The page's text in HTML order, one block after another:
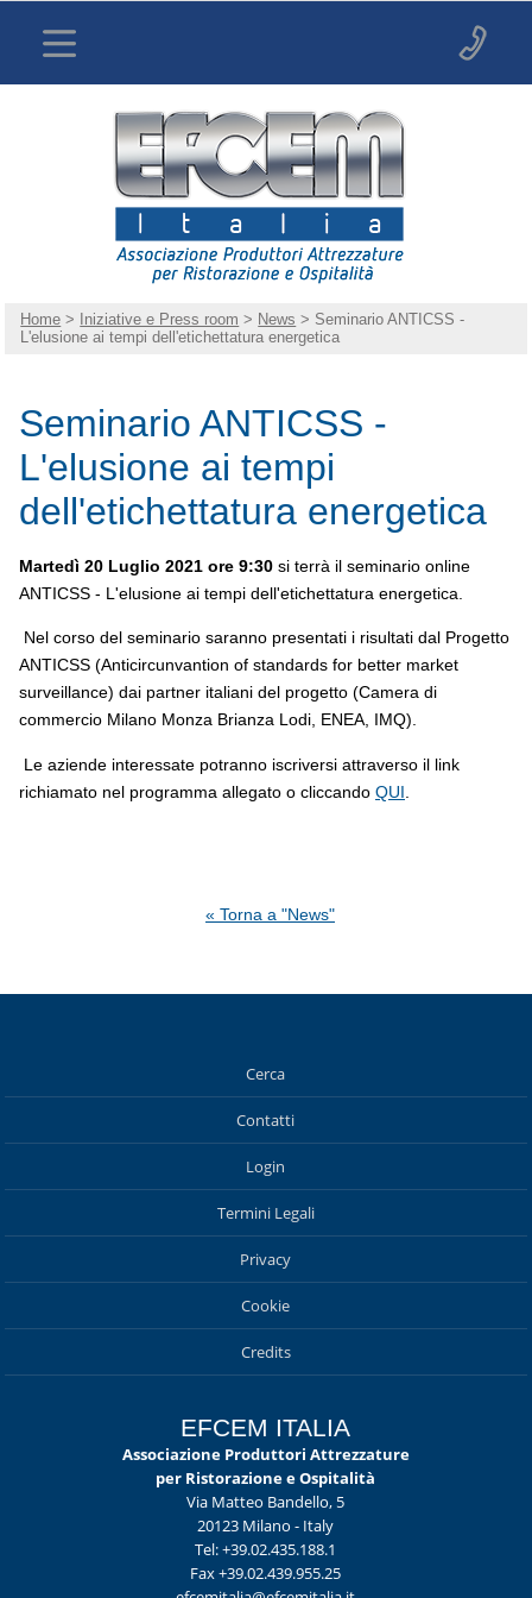
Home > Iniziative e Press room > News > Seminario ANTICSS -
L'elusione ai tempi dell'etichettatura energetica
Seminario ANTICSS -
L'elusione ai tempi
dell'etichettatura energetica
Martedì 20 Luglio 2021 ore 9:30 si terrà il seminario online
ANTICSS - L'elusione ai tempi dell'etichettatura energetica.
Nel corso del seminario saranno presentati i risultati dal Progetto
ANTICSS (Anticircunvantion of standards for better market
surveillance) dai partner italiani del progetto (Camera di
commercio Milano Monza Brianza Lodi, ENEA, IMQ).
Le aziende interessate potranno iscriversi attraverso il link
richiamato nel programma allegato o cliccando QUI
« Torna a "News"
Cerca
Contatti
Login
Termini Legali
Privacy
Cookie
Credits
EFCEM ITALIA
Associazione Produttori Attrezzature
per Ristorazione e Ospitalità
Via Matteo Bandello, 5
20123 Milano - Italy
Tel: +39.02.435.188.1
Fax +39.02.439.955.25